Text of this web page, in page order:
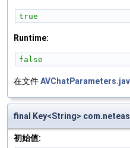
true
Runtime:
false
在文件
final Key<String>
初始值: